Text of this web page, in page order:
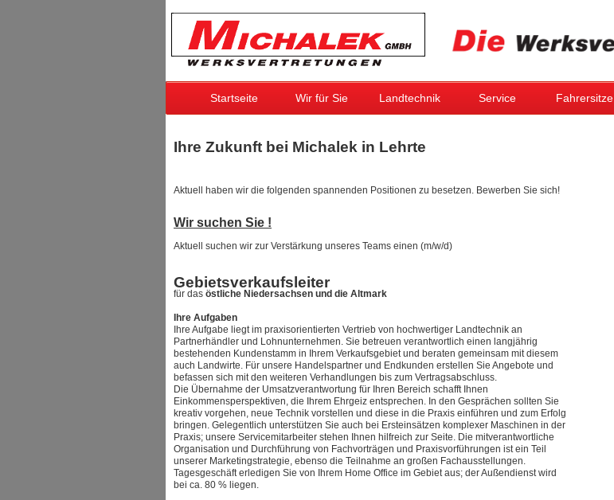
Startseite Wir für Sie Landtechnik Service Fahrersitze
Ihre Zukunft bei Michalek in Lehrte
Aktuell haben wir die folgenden spannenden Positionen zu besetzen. Bewerben Sie sich!
Wir suchen Sie !
Aktuell suchen wir zur Verstärkung unseres Teams einen (m/w/d)
Gebietsverkaufsleiter
für das östliche Niedersachsen und die Altmark
Ihre Aufgaben
Ihre Aufgabe liegt im praxisorientierten Vertrieb von hochwertiger Landtechnik an
Partnerhändler und Lohnunternehmen. Sie betreuen verantwortlich einen langjährig
bestehenden Kundenstamm in Ihrem Verkaufsgebiet und beraten gemeinsam mit diesem
auch Landwirte. Für unsere Handelspartner und Endkunden erstellen Sie Angebote und
befassen sich mit den weiteren Verhandlungen bis zum Vertragsabschluss.
Die Übernahme der Umsatzverantwortung für Ihren Bereich schafft Ihnen
Einkommensperspektiven, die Ihrem Ehrgeiz entsprechen. In den Gesprächen sollten Sie
kreativ vorgehen, neue Technik vorstellen und diese in die Praxis einführen und zum Erfolg
bringen. Gelegentlich unterstützen Sie auch bei Ersteinsätzen komplexer Maschinen in der
Praxis; unsere Servicemitarbeiter stehen Ihnen hilfreich zur Seite. Die mitverantwortliche
Organisation und Durchführung von Fachvorträgen und Praxisvorführungen ist ein Teil
unserer Marketingstrategie, ebenso die Teilnahme an großen Fachausstellungen.
Tagesgeschäft erledigen Sie von Ihrem Home Office im Gebiet aus; der Außendienst wird
bei ca. 80 % liegen.